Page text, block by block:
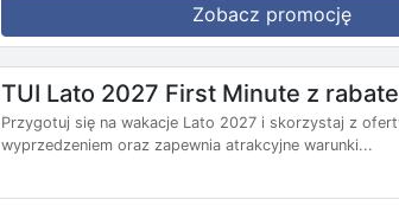
Zobacz promocję
TUI Lato 2027 First Minute z
Przygotuj się na wakacje Lato 2027 i skorzystaj z
wyprzedzeniem oraz zapewnia atrakcyjne warunki...